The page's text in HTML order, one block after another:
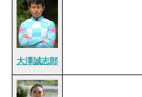
大澤誠志郎